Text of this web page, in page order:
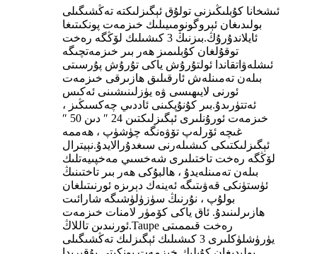
ئىشخانا كۇبلىڭىزنى تولۇق ئېگىزلىكتە تەڭشىگىلى
بولىدىغان ئېروگونومىيىلىك خىزمەت پونكىتىغا
ئايلاندۇرۇڭ.بىزنىڭ 3 كىشىلىك لۆڭگە رەخت
توقۇلغان كۇبلىمىز ھەر بىر خىزمەتچىگە
ئىشلەۋاتقاندا ئولتۇرۇش ياكى تۇرۇش پۇرسىتى
بىلەن تەمىنلەش ئارقىلىق ھازىرقى خىزمەت
ئورنى لايىھىسى ۋە يۈزلىنىشىنى ئەكىس
ئەتتۈرىدۇ.بىر كۇنۇپكىنى ئاددىي چەكسىڭىز ،
خىزمەت ئورۇنلىرى ئېگىزلىكتىن 24 ″ دىن 50 ″
غىچە ئۆرلەپ تۆۋەنگە چۈشۈپ ، ھەممە
ئېگىزلىكتىكى كىشىلەرنى سىغدۇرالايدۇ.نېيترال
لۆڭگە رەخت تاختىلىرى شەخسىي مەخپىيەتلىك
بىلەن تەمىنلەيدۇ ، ھالبۇكى ھەر بىر تاختىنىڭ
ئۈستۈنكى قەۋىتىگە ئەينەك دېرىزە ئورنىتىلغان
بولۇپ ، نۇرنىڭ سۈزۈلۈشىگە شارائىت
ھازىرلىنىدۇ. ئاق ياكى كۆمۈر لامنات خىزمەت
ئورنىدىن تاللاڭ.Taupe رەخت قىممىتى
يۈرۈشلۈكلىرى 3 كىشىلىك ئېگىزلىك تەڭشىگىلى